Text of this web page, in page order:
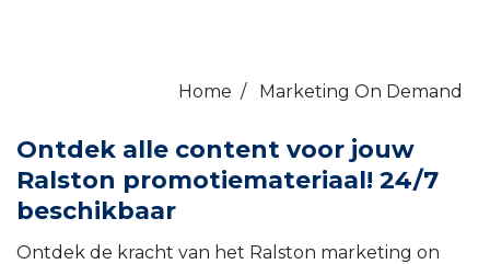
Home / Marketing On Demand
Ontdek alle content voor jouw
Ralston promotiemateriaal! 24/7
beschikbaar
Ontdek de kracht van het Ralston marketing on